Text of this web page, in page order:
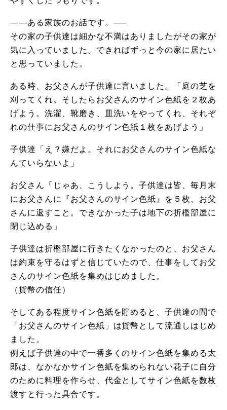
——ある家族のお話です。—–
その家の子供達は細かな不満はありましたがその家が
気に入っていました。できればずっと今の家に居たい
と思っていました。
ある時、お父さんが子供達に言いました。「庭の芝を
刈ってくれ。そしたらお父さんのサイン色紙を２枚あ
げよう。洗濯、靴磨き、皿洗いをやってくれ、それぞ
れの仕事にお父さんのサイン色紙１枚をあげよう」
子供達「え？嫌だよ。それにお父さんのサイン色紙な
んていらないよ」
お父さん「じゃあ、こうしよう。子供達は皆、毎月末
にお父さんに『お父さんのサイン色紙』を５枚、お父
さんに返すこと。できなかった子は地下の折檻部屋に
閉じ込める」
子供達は折檻部屋に行きたくなかったのと、お父さん
は約束を守るはずと信じていたので、仕事をしてお父
さんのサイン色紙を集めはじめました。
（貨幣の信任）
そしてある程度サイン色紙を貯めると、子供達の間で
「お父さんのサイン色紙」は貨幣として流通しはじめ
ました。
例えば子供達の中で一番多くのサイン色紙を集める太
郎は、なかなかサイン色紙を集められない花子に自分
のために料理を作らせ、代金としてサイン色紙を数枚
渡すと行った具合です。